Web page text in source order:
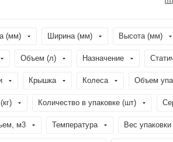
(мм) Ширина (мм) Высота (мм)
Объем (л) Назначение
Крышка Колеса Объем
Количество в упаковке (шт)
м3 Температура Вес упаковки